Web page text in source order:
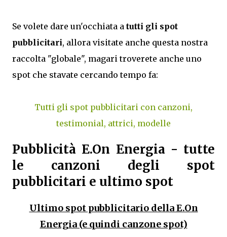
Se volete dare un'occhiata a tutti gli spot
pubblicitari, allora visitate anche questa nostra
raccolta "globale", magari troverete anche uno
spot che stavate cercando tempo fa:
Tutti gli spot pubblicitari con canzoni,
testimonial, attrici, modelle
Pubblicità E.On Energia - tutte
le canzoni degli spot
pubblicitari e ultimo spot
Ultimo spot pubblicitario della E.On
Energia (e quindi canzone spot)